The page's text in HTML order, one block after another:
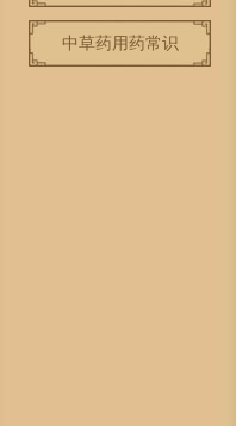
中草药用药常识